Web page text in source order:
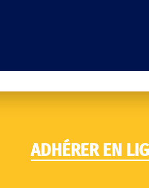
ADHÉRER EN